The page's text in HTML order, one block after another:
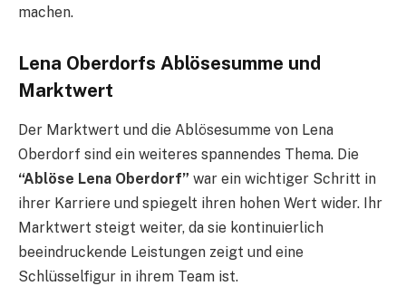
machen.
Lena Oberdorfs Ablösesumme und
Marktwert
Der Marktwert und die Ablösesumme von Lena
Oberdorf sind ein weiteres spannendes Thema. Die
“Ablöse Lena Oberdorf” war ein wichtiger Schritt in
ihrer Karriere und spiegelt ihren hohen Wert wider. Ihr
Marktwert steigt weiter, da sie kontinuierlich
beeindruckende Leistungen zeigt und eine
Schlüsselfigur in ihrem Team ist.